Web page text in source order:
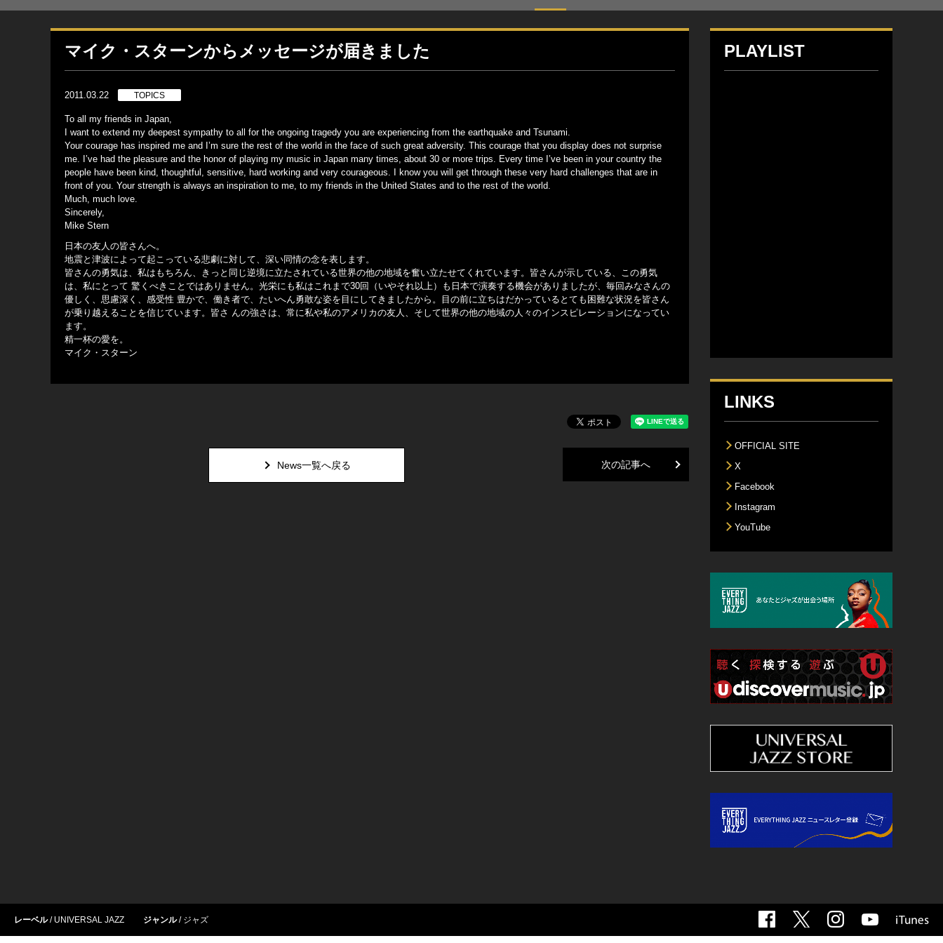
マイク・スターンからメッセージが届きました
2011.03.22 TOPICS
To all my friends in Japan,
I want to extend my deepest sympathy to all for the ongoing tragedy you are experiencing from the earthquake and Tsunami.
Your courage has inspired me and I’m sure the rest of the world in the face of such great adversity. This courage that you display does not surprise
me. I’ve had the pleasure and the honor of playing my music in Japan many times, about 30 or more trips. Every time I’ve been in your country the
people have been kind, thoughtful, sensitive, hard working and very courageous. I know you will get through these very hard challenges that are in
front of you. Your strength is always an inspiration to me, to my friends in the United States and to the rest of the world.
Much, much love.
Sincerely,
Mike Stern
日本の友人の皆さんへ。
地震と津波によって起こっている悲劇に対して、深い同情の念を表します。
皆さんの勇気は、私はもちろん、きっと同じ逆境に立たされている世界の他の地域を奮い立たせてくれています。皆さんが示している、この勇気
は、私にとって 驚くべきことではありません。光栄にも私はこれまで30回（いやそれ以上）も日本で演奏する機会がありましたが、毎回みなさんの
優しく、思慮深く、感受性 豊かで、働き者で、たいへん勇敢な姿を目にしてきましたから。目の前に立ちはだかっているとても困難な状況を皆さん
が乗り越えることを信じています。皆さ んの強さは、常に私や私のアメリカの友人、そして世界の他の地域の人々のインスピレーションになってい
ます。
精一杯の愛を。
マイク・スターン
次の記事へ
News一覧へ戻る
PLAYLIST
LINKS
OFFICIAL SITE
X
Facebook
Instagram
YouTube
レーベル UNIVERSAL JAZZ ジャンル ジャズ